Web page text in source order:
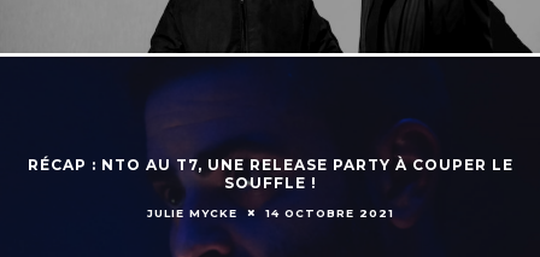
RÉCAP : NTO AU T7, UNE RELEASE PARTY À COUPER LE
SOUFFLE !
JULIE MYCKE 14 OCTOBRE 2021